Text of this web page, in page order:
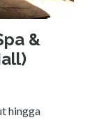
&
hingga